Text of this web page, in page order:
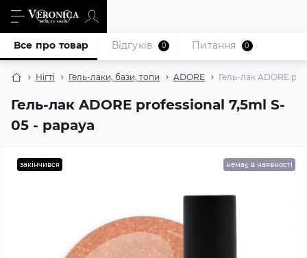
Нігті Гель-лаки, бази, топи ADORE Гель-лак ADORE
Гель-лак ADORE professional 7,5ml S-
05 - papaya
Все про товар Відгуків 0 Питання 0
закінчився немає в наявності